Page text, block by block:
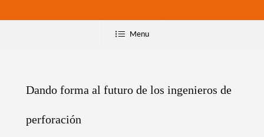
Menu
Dando forma al futuro de los ingenieros de
perforación